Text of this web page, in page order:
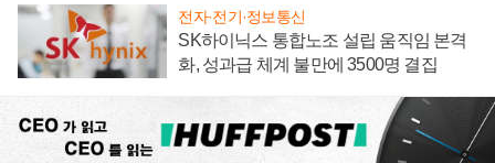
전자·전기·정보통신
SK하이닉스 통합노조 설립 움직임 본격
화, 성과급 체계 불만에 3500명 결집